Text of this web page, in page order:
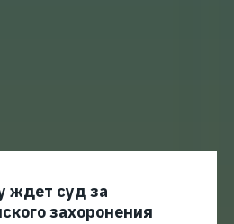
ждет суд за
захоронения